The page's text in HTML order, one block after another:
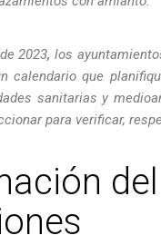
2023, los
calendario que
sanitarias y
para verificar,